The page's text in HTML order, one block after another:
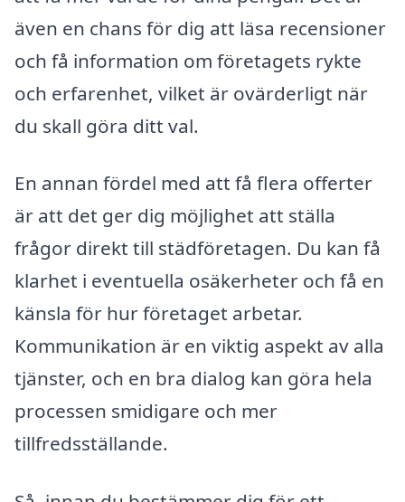
även en chans för dig att läsa recensioner
och få information om företagets rykte
och erfarenhet, vilket är ovärderligt när
du skall göra ditt val.
En annan fördel med att få flera offerter
är att det ger dig möjlighet att ställa
frågor direkt till städföretagen. Du kan få
klarhet i eventuella osäkerheter och få en
känsla för hur företaget arbetar.
Kommunikation är en viktig aspekt av alla
tjänster, och en bra dialog kan göra hela
processen smidigare och mer
tillfredsställande.